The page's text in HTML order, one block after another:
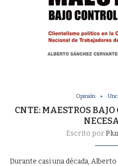
Opinión
CNTE: MAESTROS
Escrito por
Durante casi una década,